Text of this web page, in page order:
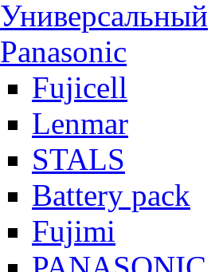
Универсальный
Panasonic
Fujicell
Lenmar
STALS
Battery pack
Fujimi